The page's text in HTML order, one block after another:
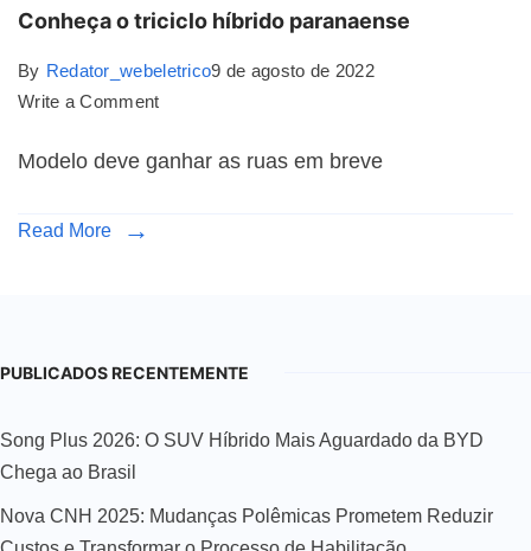
Conheça o triciclo híbrido paranaense
By Redator_webeletrico9 de agosto de 2022
Write a Comment
Modelo deve ganhar as ruas em breve
Read More
PUBLICADOS RECENTEMENTE
Song Plus 2026: O SUV Híbrido Mais Aguardado da BYD
Chega ao Brasil
Nova CNH 2025: Mudanças Polêmicas Prometem Reduzir